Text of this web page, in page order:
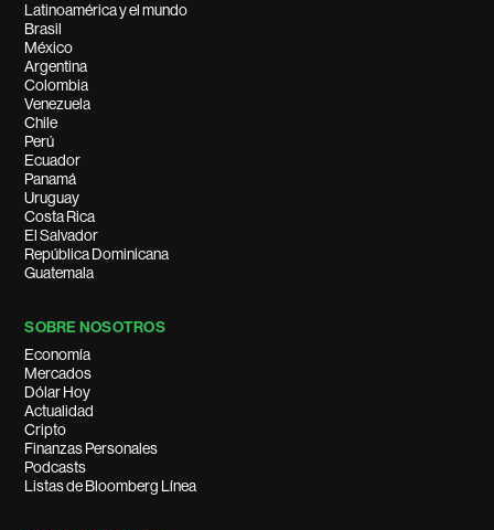
Latinoamérica y el mundo
Brasil
México
Argentina
Colombia
Venezuela
Chile
Perú
Ecuador
Panamá
Uruguay
Costa Rica
El Salvador
República Dominicana
Guatemala
SOBRE NOSOTROS
Economía
Mercados
Dólar Hoy
Actualidad
Cripto
Finanzas Personales
Podcasts
Listas de Bloomberg Línea